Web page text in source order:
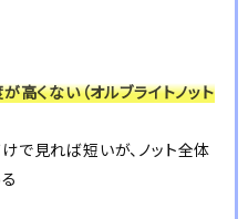
高くない（オルブライトノット
で見れば短いが、ノット全体